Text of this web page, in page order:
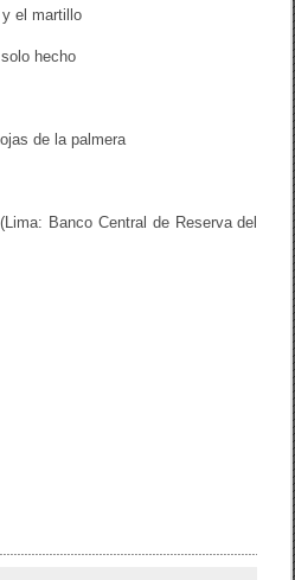
el martillo
hecho
de la palmera
(Lima: Banco Central de Reserva del